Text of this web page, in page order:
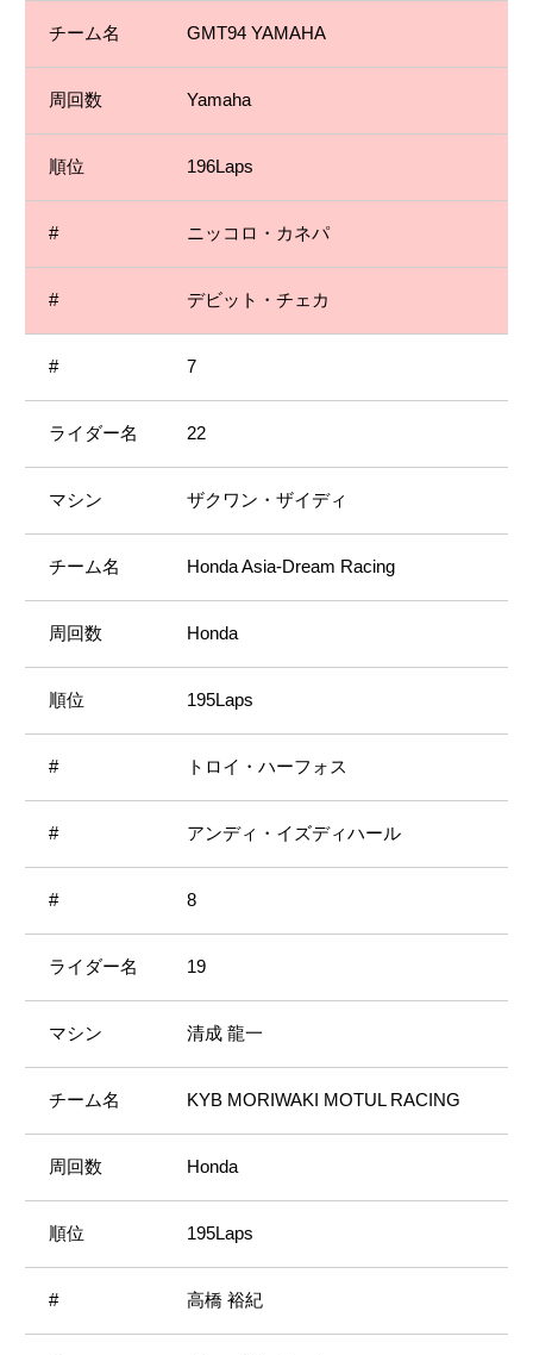
GMT94 YAMAHA
Yamaha
196Laps
ニッコロ・カネパ
デビット・チェカ
7
22
ザクワン・ザイディ
Honda Asia-Dream Racing
Honda
195Laps
トロイ・ハーフォス
アンディ・イズディハール
8
19
清成 龍一
KYB MORIWAKI MOTUL RACING
Honda
195Laps
高橋 裕紀